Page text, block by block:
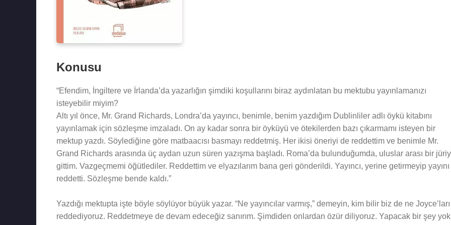
Konusu
“Efendim, İngiltere ve İrlanda’da yazarlığın şimdiki koşullarını biraz aydınlatan bu mektubu yayınlamanızı
isteyebilir miyim?
Altı yıl önce, Mr. Grand Richards, Londra’da yayıncı, benimle, benim yazdığım Dublinliler adlı öykü kitabını
yayınlamak için sözleşme imzaladı. On ay kadar sonra bir öyküyü ve ötekilerden bazı çıkarmamı isteyen bir
mektup yazdı. Söylediğine göre matbaacısı basmayı reddetmiş. Her ikisi öneriyi de reddettim ve benimle Mr.
Grand Richards arasında üç aydan uzun süren yazışma başladı. Roma’da bulunduğumda, uluslar arası bir
gittim. Vazgeçmemi öğütlediler. Reddettim ve elyazılarım bana geri gönderildi. Yayıncı, yerine getirmeyip yayını
reddetti. Sözleşme bende kaldı.”
Yazdığı mektupta işte böyle söylüyor büyük yazar. “Ne yayıncılar varmış,” demeyin, kim bilir biz de ne Joyce’ları
reddediyoruz. Reddetmeye de devam edeceğiz sanırım. Şimdiden onlardan özür diliyoruz. Yapacak bir şey